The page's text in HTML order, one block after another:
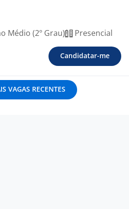
Médio (2º Grau) Presencial
Candidatar-me
VAGAS RECENTES